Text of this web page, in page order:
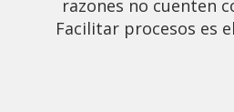
razones no cuenten
Facilitar procesos es